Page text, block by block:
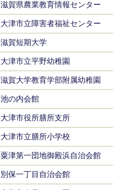
滋賀県農業教育情報センター
大津市立障害者福祉センター
滋賀短期大学
大津市立平野幼稚園
滋賀大学教育学部附属幼稚園
池の内会館
大津市役所膳所支所
大津市立膳所小学校
粟津第一団地御殿浜自治会館
別保一丁目自治会館